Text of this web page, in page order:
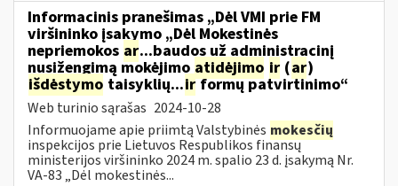
Informacinis pranešimas „Dėl VMI prie FM
viršininko įsakymo „Dėl Mokestinės
nepriemokos ar...baudos už administracinį
nusižengimą mokėjimo atidėjimo ir (ar)
išdėstymo taisyklių...irformų patvirtinimo“
Web turinio sąrašas 2024-10-28
Informuojame apie priimtą Valstybinės mokesčių
inspekcijos prie Lietuvos Respublikos finansų
ministerijos viršininko 2024 m. spalio 23 d. įsakymą Nr.
VA-83 „Dėl mokestinės...